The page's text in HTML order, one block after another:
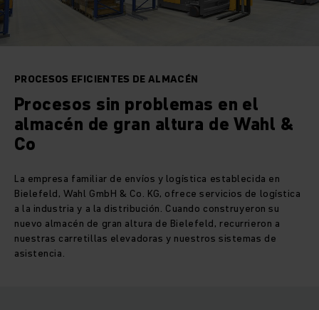
PROCESOS EFICIENTES DE ALMACÉN
Procesos sin problemas en el
almacén de gran altura de Wahl &
Co
La empresa familiar de envíos y logística establecida en
Bielefeld, Wahl GmbH & Co. KG, ofrece servicios de logística
a la industria y a la distribución. Cuando construyeron su
nuevo almacén de gran altura de Bielefeld, recurrieron a
nuestras carretillas elevadoras y nuestros sistemas de
asistencia.